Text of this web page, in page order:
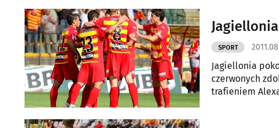
SPORT
Jagiellonia
czerwonych
trafieniem